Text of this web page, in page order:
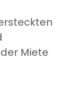
Miete